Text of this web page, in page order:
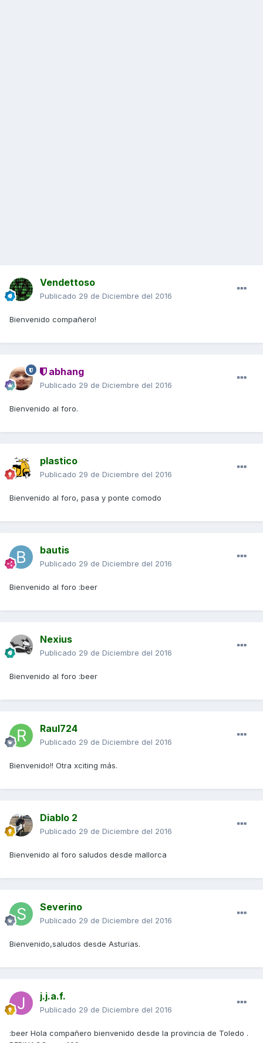
Vendettoso
Publicado 29 de Diciembre del 2016
Bienvenido compañero!
abhang
Publicado 29 de Diciembre del 2016
Bienvenido al foro.
plastico
Publicado 29 de Diciembre del 2016
Bienvenido al foro, pasa y ponte comodo
bautis
Publicado 29 de Diciembre del 2016
Bienvenido al foro :beer
Nexius
Publicado 29 de Diciembre del 2016
Bienvenido al foro :beer
Raul724
Publicado 29 de Diciembre del 2016
Bienvenido!! Otra xciting más.
Diablo 2
Publicado 29 de Diciembre del 2016
Bienvenido al foro saludos desde mallorca
Severino
Publicado 29 de Diciembre del 2016
Bienvenido,saludos desde Asturias.
j.j.a.f.
Publicado 29 de Diciembre del 2016
:beer Hola compañero bienvenido desde la provincia de Toledo .